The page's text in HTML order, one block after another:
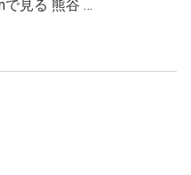
で見る 熊谷 …